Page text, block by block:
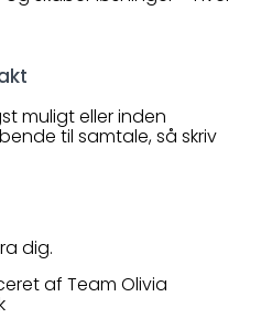
muligt eller inden
til samtale, så skriv
dig.
af Team Olivia